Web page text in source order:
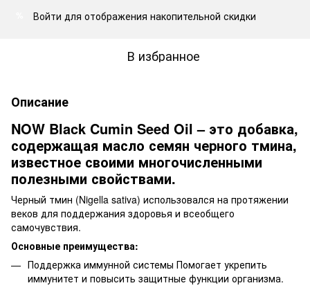
Войти для отображения накопительной скидки
В избранное
Описание
NOW Black Cumin Seed Oil – это добавка,
содержащая масло семян черного тмина,
известное своими многочисленными
полезными свойствами.
Черный тмин (Nigella sativa) использовался на протяжении
веков для поддержания здоровья и всеобщего
самочувствия.
Основные преимущества:
Поддержка иммунной системы Помогает укрепить
иммунитет и повысить защитные функции организма.